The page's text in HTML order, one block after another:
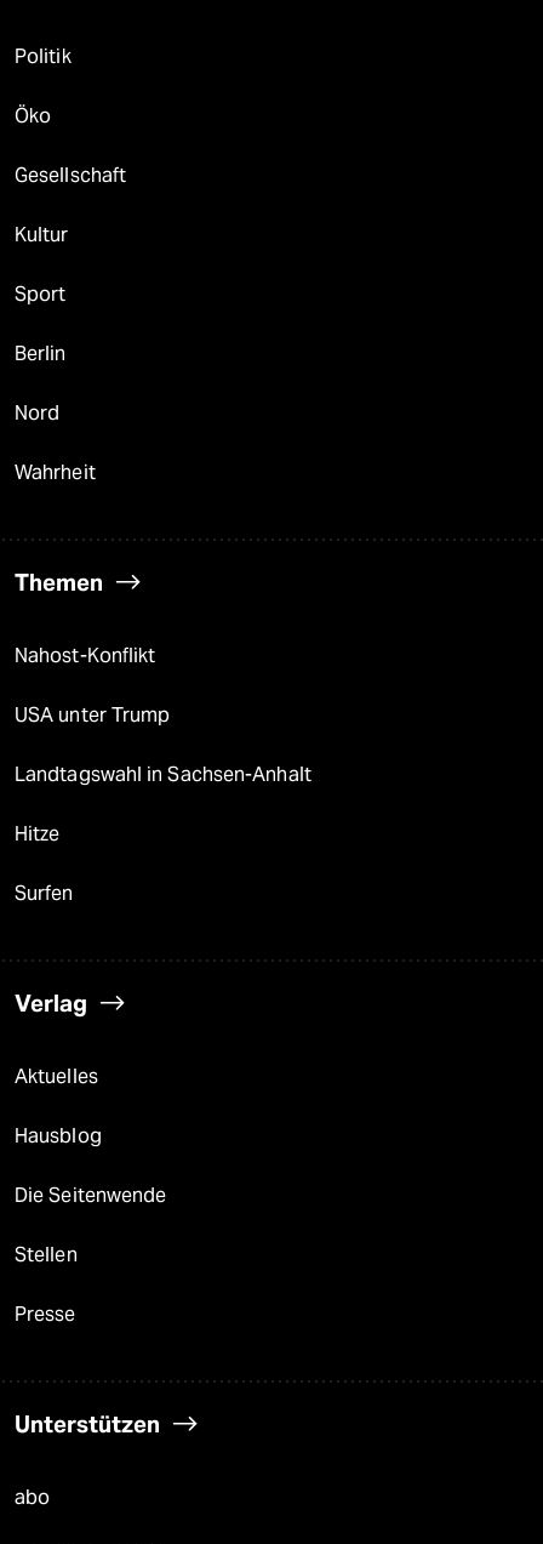
Politik
Öko
Gesellschaft
Kultur
Sport
Berlin
Nord
Wahrheit
Themen
Nahost-Konflikt
USA unter Trump
Landtagswahl in Sachsen-Anhalt
Hitze
Surfen
Verlag
Aktuelles
Hausblog
Die Seitenwende
Stellen
Presse
Unterstützen
abo